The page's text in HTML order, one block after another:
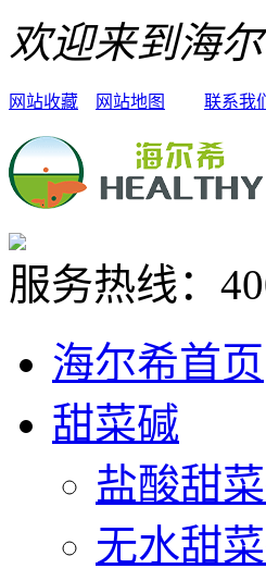
欢迎来到海
网站收藏 网站地图 联系我们
服务热线：
海尔希首页
甜菜碱
盐酸甜
无水甜